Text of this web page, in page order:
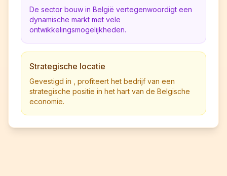
De sector bouw in België vertegenwoordigt een
dynamische markt met vele
ontwikkelingsmogelijkheden.
Strategische locatie
Gevestigd in , profiteert het bedrijf van een
strategische positie in het hart van de Belgische
economie.